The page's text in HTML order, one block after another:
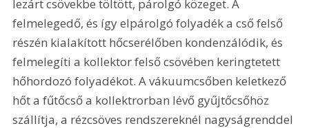
lezárt csövekbe töltött, párolgó közeget. A
felmelegedő, és így elpárolgó folyadék a cső felső
részén kialakított hőcserélőben kondenzálódik, és
felmelegíti a kollektor felső csövében keringtetett
hőhordozó folyadékot. A vákuumcsőben keletkező
hőt a fűtőcső a kollektrorban lévő gyűjtőcsőhöz
szállítja, a rézcsöves rendszereknél nagyságrenddel